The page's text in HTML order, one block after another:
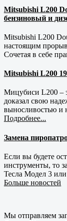
Mitsubishi L200
бензиновый и
Mitsubishi L200
настоящим
Сочетая в себе
Mitsubishi L200
Мицубиси L200 –
доказал свою
выносливостью и
Подробнее...
Замена
Если вы будете
инструменты, то
Тесла Модел 3
Больше новостей
Мы отправляем